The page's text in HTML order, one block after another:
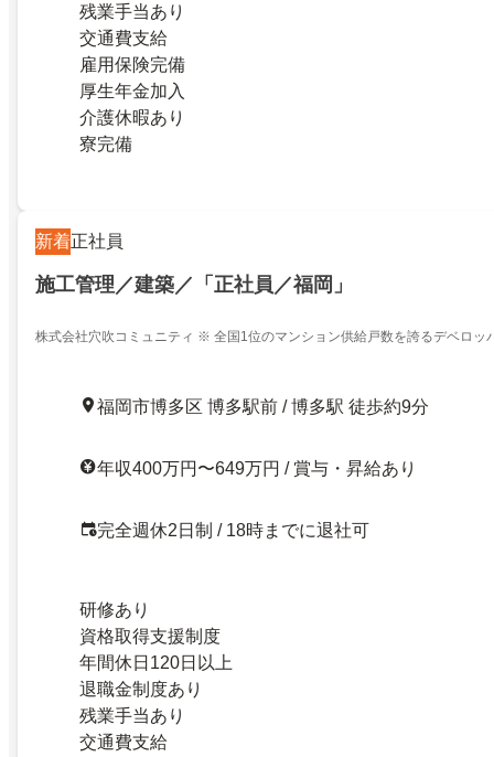
残業手当あり
交通費支給
雇用保険完備
厚生年金加入
介護休暇あり
寮完備
新着正社員
施工管理／建築／「正社員／福岡」
株式会社穴吹コミュニティ ※ 全国1位のマンション供給戸数を誇るデベロッ
福岡市博多区 博多駅前 / 博多駅 徒歩約9分
年収400万円〜649万円 / 賞与・昇給あり
完全週休2日制 / 18時までに退社可
研修あり
資格取得支援制度
年間休日120日以上
退職金制度あり
残業手当あり
交通費支給